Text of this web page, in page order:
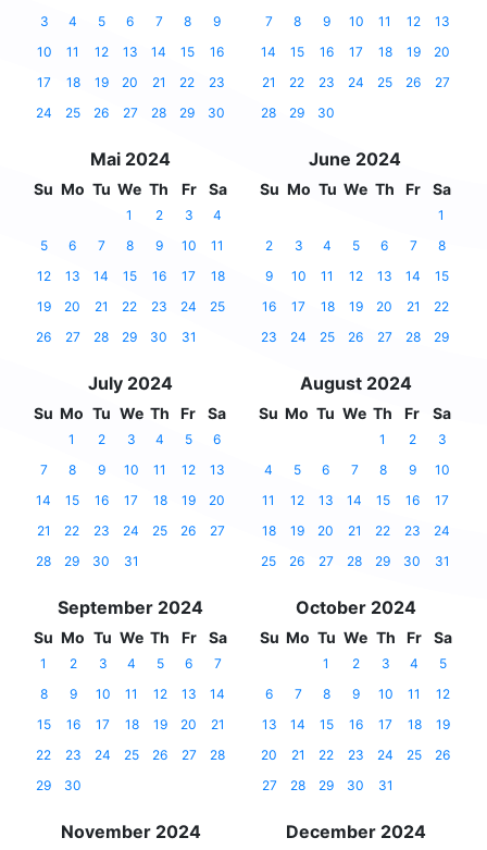
3
4 5 6 7 8
9
10
11 12 13 14 15
16
17
18 19 20 21 22
23
24
25 26 27 28 29 30
7
8 9 10 11 12
13
14
15 16 17 18 19
20
21
22 23 24 25 26
27
28
29 30
Mai 2024
Su Mo Tu We Th Fr Sa
1 2 3
4
5
6 7 8 9 10
11
12
13 14 15 16 17
18
19
20 21 22 23 24
25
26
27 28 29 30 31
June 2024
Su Mo Tu We Th Fr Sa
1
2
3 4 5 6 7
8
9
10 11 12 13 14
15
16
17 18 19 20 21
22
23
24 25 26 27 28 29
July 2024
Su Mo Tu We Th Fr Sa
1 2 3 4 5
6
7
8 9 10 11 12
13
14
15 16 17 18 19
20
21
22 23 24 25 26
27
28
29 30 31
August 2024
Su Mo Tu We Th Fr Sa
1 2
3
4
5 6 7 8 9
10
11
12 13 14 15 16
17
18
19 20 21 22 23
24
25
26 27 28 29 30 31
September 2024
Su Mo Tu We Th Fr Sa
1 2 3 4 5 6
7
8
9 10 11 12 13
14
15
16 17 18 19 20
21
22
23 24 25 26 27
28
29
30
October 2024
Su Mo Tu We Th Fr Sa
1 2 3 4
5
6
7 8 9 10 11
12
13
14 15 16 17 18
19
20
21 22 23 24 25
26
27
28 29 30 31
November 2024 December 2024